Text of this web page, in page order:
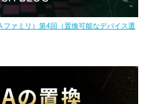
ァミリ）第4回（置換可能なデバイス選